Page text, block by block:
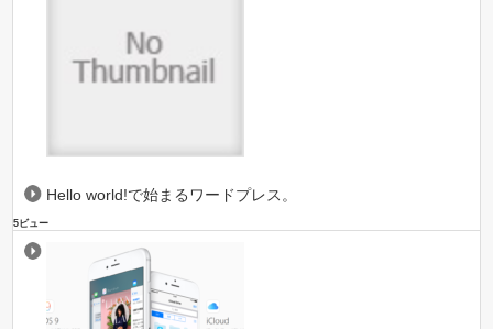
Hello world!で始まるワードプレス。
5ビュー